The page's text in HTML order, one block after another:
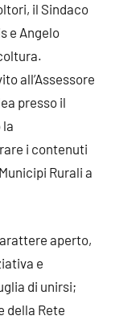
il Sindaco
e Angelo
all’Assessore
presso il
la
i contenuti
Rurali a
aperto,
e
di unirsi;
della Rete